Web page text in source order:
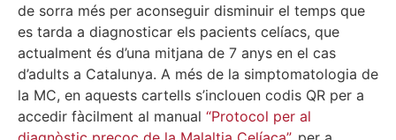
de sorra més per aconseguir disminuir el temps que
es tarda a diagnosticar els pacients celíacs, que
actualment és d’una mitjana de 7 anys en el cas
d’adults a Catalunya. A més de la simptomatologia de
la MC, en aquests cartells s’inclouen codis QR per a
accedir fàcilment al manual “Protocol per al